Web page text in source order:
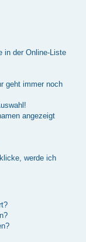
in der Online-Liste
geht immer noch
angezeigt
werde ich